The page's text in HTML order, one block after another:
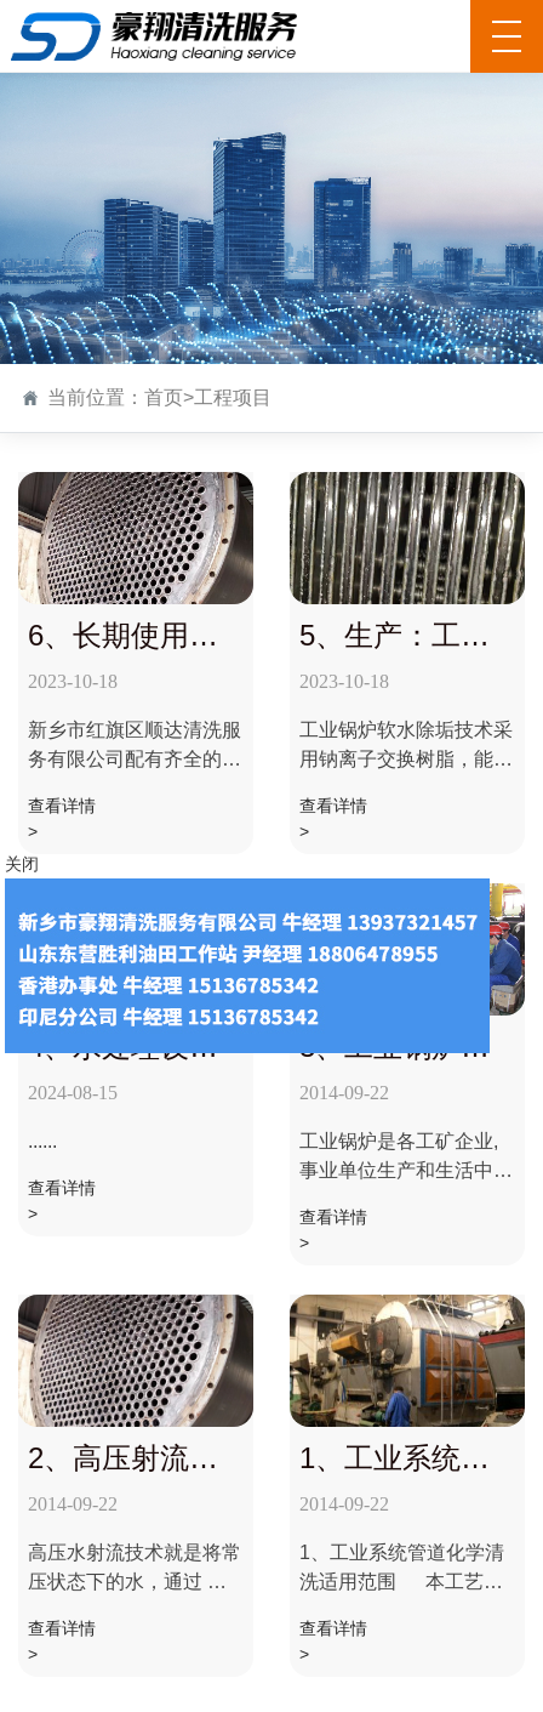
当前位置： 首页>工程项目
6、长期使用免
费清洗锅炉。
2023-10-18
新乡市红旗区顺达清洗服
务有限公司配有齐全的硬
中、高压射流清洗机，超
各种化工设备，各种水
物理清洗；......
查看详情
>
5、生产：工业
锅炉软水除垢、
防垢剂。
2023-10-18
工业锅炉软水除垢技术采
用钠离子交换树脂，能有
置换出去，将水中的硬度
求。工业锅炉软水除垢技
术中是利用离子交换树脂
将水中......
查看详情
>
4、水处理设备
防腐及树脂反洗
2024-08-15
......
查看详情
>
3、工业锅炉化
学清洗技术
2014-09-22
工业锅炉是各工矿企业,
事业单位生产和生活中不
布广、用量多,在国民经
沉积是不可避免的。特别
是水处......
查看详情
>
2、高压射流物
理清洗技术
2014-09-22
高压水射流技术就是将常
压状态下的水，通过 高
泵或是增压器）形成高
查看详情
>
1、工业系统管
道化学清洗技术
2014-09-22
1、工业系统管道化学清
洗适用范围 本工艺标
空气装置等碳素钢类管道
查看详情
>
关闭